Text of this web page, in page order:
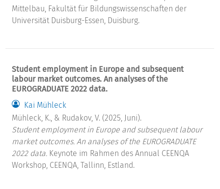
Mittelbau, Fakultät für Bildungswissenschaften der
Universität Duisburg-Essen, Duisburg.
Student employment in Europe and subsequent
labour market outcomes. An analyses of the
EUROGRADUATE 2022 data.
Kai Mühleck
Mühleck, K., & Rudakov, V. (2025, Juni).
Student employment in Europe and subsequent labour
market outcomes. An analyses of the EUROGRADUATE
2022 data. Keynote im Rahmen des Annual CEENQA
Workshop, CEENQA, Tallinn, Estland.